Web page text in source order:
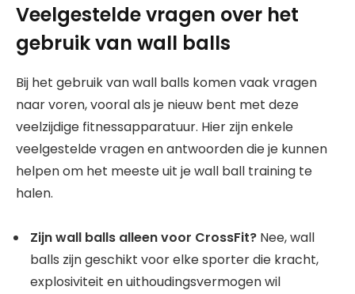
Veelgestelde vragen over het
gebruik van wall balls
Bij het gebruik van wall balls komen vaak vragen
naar voren, vooral als je nieuw bent met deze
veelzijdige fitnessapparatuur. Hier zijn enkele
veelgestelde vragen en antwoorden die je kunnen
helpen om het meeste uit je wall ball training te
halen.
Zijn wall balls alleen voor CrossFit? Nee, wall
balls zijn geschikt voor elke sporter die kracht,
explosiviteit en uithoudingsvermogen wil